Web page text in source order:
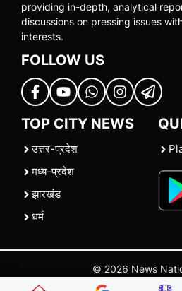
providing in-depth, analytical
discussions on pressing issues
interests.
FOLLOW US
TOP CITY NEWS
उत्तर-प्रदेश
मध्य-प्रदेश
झारखंड
धर्म
© 2026 News
Home| |Contact Us |